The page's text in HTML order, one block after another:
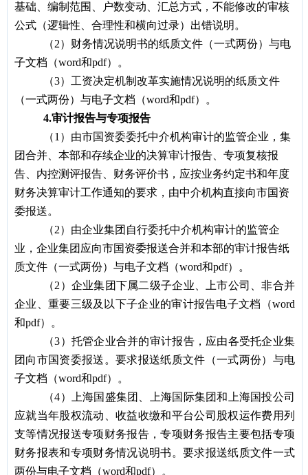
基础、编制范围、户数变动、汇总方式，不能修改的审核
公式（逻辑性、合理性和横向过录）出错说明。
（2）财务情况说明书的纸质文件（一式两份）与电
子文档（word和pdf）。
（3）工资决定机制改革实施情况说明的纸质文件
（一式两份）与电子文档（word和pdf）。
4.审计报告与专项报告
（1）由市国资委委托中介机构审计的监管企业，集
团合并、本部和存续企业的决算审计报告、专项复核报
告、内控测评报告、财务评价书，应按业务约定书和年度
财务决算审计工作通知的要求，由中介机构直接向市国资
委报送。
（2）由企业集团自行委托中介机构审计的监管企
业，企业集团应向市国资委报送合并和本部的审计报告纸
质文件（一式两份）与电子文档（word和pdf）。
（2）企业集团下属二级子企业、上市公司、非合并
企业、重要三级及以下子企业的审计报告电子文档（word
和pdf）。
（3）托管企业合并的审计报告，应由各受托企业集
团向市国资委报送。要求报送纸质文件（一式两份）与电
子文档（word和pdf）。
（4）上海国盛集团、上海国际集团和上海国投公司
应就当年股权流动、收益收缴和平台公司股权运作费用列
支等情况报送专项财务报告，专项财务报告主要包括专项
财务报表和专项财务情况说明书。要求报送纸质文件一式
两份与电子文档（word和pdf）。